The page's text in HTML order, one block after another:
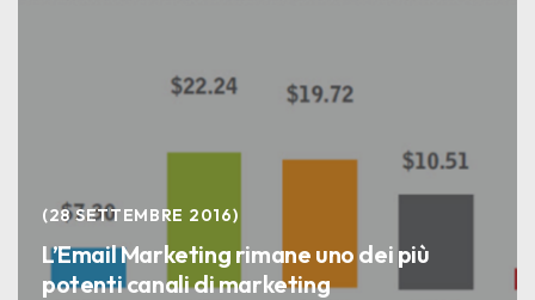
28 SETTEMBRE 2016
L’Email Marketing rimane uno dei più
potenti canali di marketing